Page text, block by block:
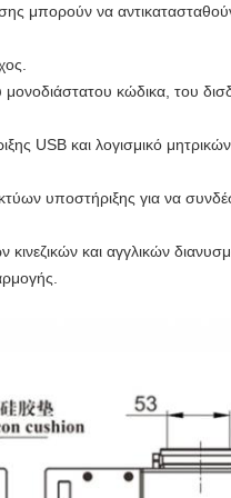
μπορούν να
κώδικα, του
USB και λογισμικό
υποστήριξης για να
και αγγλικών